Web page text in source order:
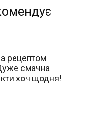
рецептом
смачна
хоч щодня!